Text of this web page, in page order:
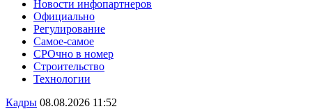
Новости инфопартнеров
Официально
Регулирование
Самое-самое
СРОчно в номер
Строительство
Технологии
Кадры 08.08.2026 11:52